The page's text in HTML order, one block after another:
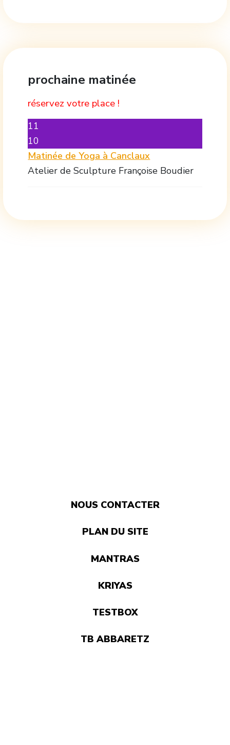
prochaine matinée
réservez votre place !
11
10
Matinée de Yoga à Canclaux
Atelier de Sculpture Françoise Boudier
NOUS CONTACTER
PLAN DU SITE
MANTRAS
KRIYAS
TESTBOX
TB ABBARETZ